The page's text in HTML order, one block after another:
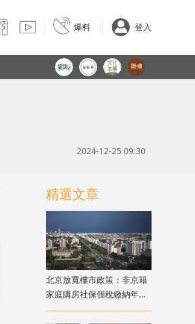
爆料 登入
2024-12-25 09:30
精選文章
北京放寬樓市政策：非京籍
家庭購房社保個稅繳納年限
下調為一年